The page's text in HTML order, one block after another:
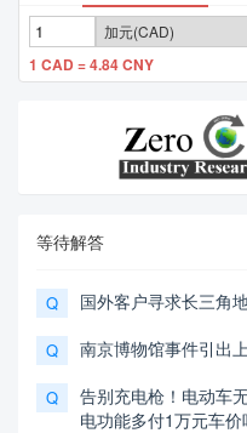
1 CAD = 4.84 CNY
等待解答
Q 国外客户寻求长三角
Q 南京博物馆事件引出
Q
告别充电枪！电动车
电功能多付1万元车价